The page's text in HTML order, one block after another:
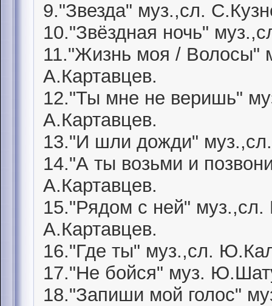
9."Звезда" муз.,сл.
10."Звёздная ночь"
11."Жизнь моя / Волосы"
А.Картавцев.
12."Ты мне не веришь"
А.Картавцев.
13."И шли дожди"
14."А ты возьми и
А.Картавцев.
15."Рядом с ней"
А.Картавцев.
16."Где ты" муз.,сл.
17."Не бойся" муз.
18."Запиши мой голос"